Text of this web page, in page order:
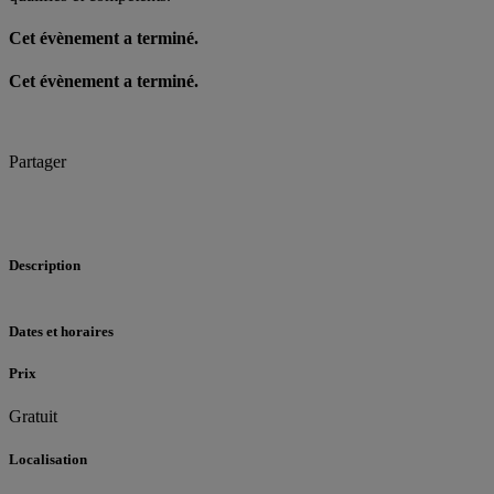
Cet évènement a terminé.
Cet évènement a terminé.
Partager
Description
Dates et horaires
Prix
Gratuit
Localisation